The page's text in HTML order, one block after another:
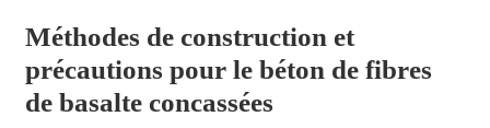
Méthodes de construction et
précautions pour le béton de fibres
de basalte concassées